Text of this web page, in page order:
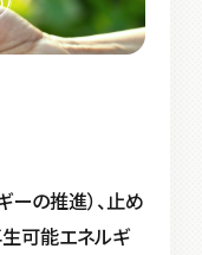
ーの推進）、止め
生可能エネルギ